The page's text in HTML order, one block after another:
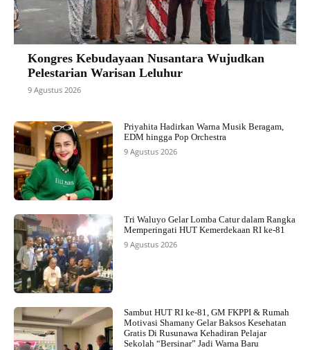
Kongres Kebudayaan Nusantara Wujudkan
Pelestarian Warisan Leluhur
9 Agustus 2026
Priyahita Hadirkan Warna Musik Beragam,
EDM hingga Pop Orchestra
9 Agustus 2026
Tri Waluyo Gelar Lomba Catur dalam Rangka
Memperingati HUT Kemerdekaan RI ke-81
9 Agustus 2026
Sambut HUT RI ke-81, GM FKPPI & Rumah
Motivasi Shamany Gelar Baksos Kesehatan
Gratis Di Rusunawa Kehadiran Pelajar
Sekolah “Bersinar” Jadi Warna Baru